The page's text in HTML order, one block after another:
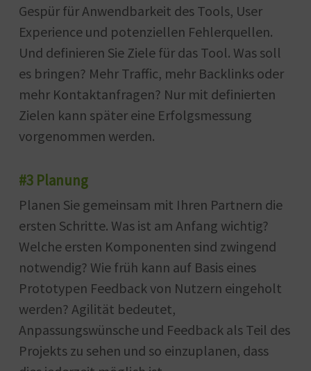
Gespür für Anwendbarkeit des Tools, User
Experience und potenziellen Fehlerquellen.
Und definieren Sie Ziele für das Tool. Was soll
es bringen? Mehr Traffic, mehr Backlinks oder
mehr Kontaktanfragen? Nur mit definierten
Zielen kann später eine Erfolgsmessung
vorgenommen werden.
#3 Planung
Planen Sie gemeinsam mit Ihren Partnern die
ersten Schritte. Was ist am Anfang wichtig?
Welche ersten Komponenten sind zwingend
notwendig? Wie früh kann auf Basis eines
Prototypen Feedback von Nutzern eingeholt
werden? Agilität bedeutet,
Anpassungswünsche und Feedback als Teil des
Projekts zu sehen und so einzuplanen, dass